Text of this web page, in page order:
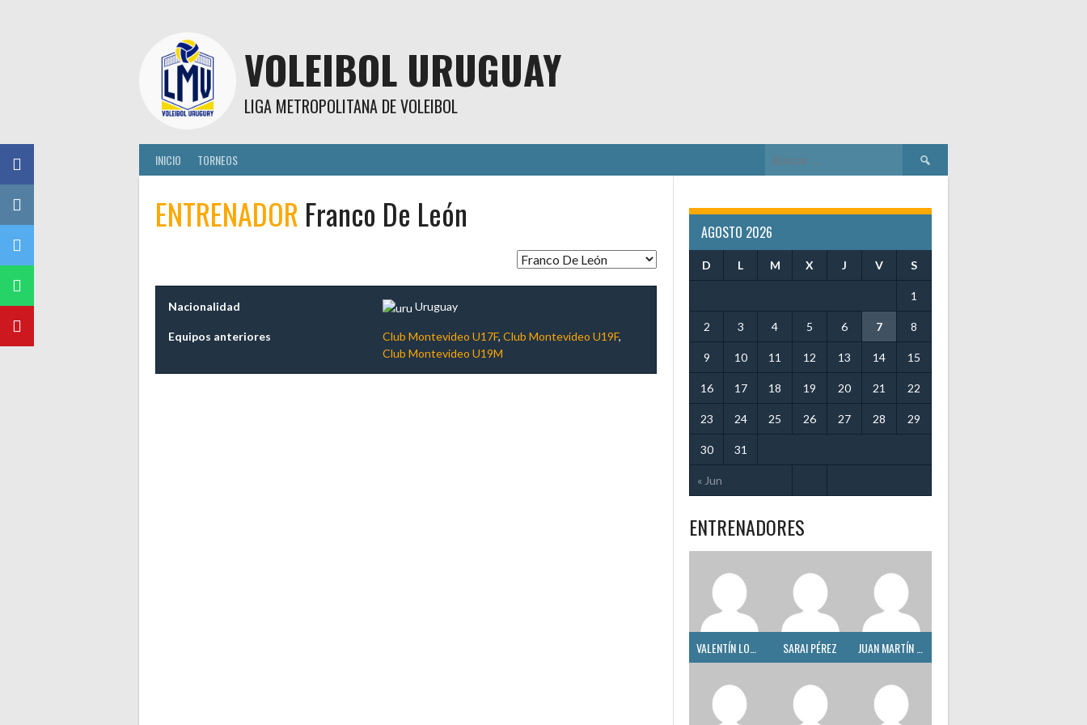
VOLEIBOL URUGUAY
LIGA METROPOLITANA DE VOLEIBOL
INICIO TORNEOS Buscar:
ENTRENADOR Franco De León
Nacionalidad Uruguay
Equipos anteriores Club Montevideo U17F, Club Montevideo U19F,
Club Montevideo U19M
AGOSTO 2026
D L M X J V S
« Jun
1
2 3 4 5 6 7 8
9 10 11 12 13 14 15
16 17 18 19 20 21 22
23 24 25 26 27 28 29
30 31
ENTRENADORES
SARAI PÉREZ